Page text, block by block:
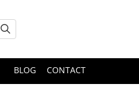
BLOG CONTACT